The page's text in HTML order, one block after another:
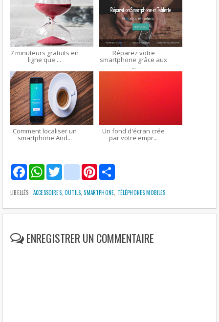
7 minuteurs gratuits en
ligne que ...
Réparez votre
smartphone grâce aux
...
Comment localiser un
smartphone And...
Un fond d'écran crée
par votre empr...
F
a
c
e
o
o
W
h
a
t
A
p
T
t
t
e
r
g
m
a
i
l
P
i
n
t
r
e
r
LIBELLÉS : ACCESSOIRES,OUTILS ,SMARTPHONE TÉLÉPHONES MOBILES
ENREGISTRER UN COMMENTAIRE